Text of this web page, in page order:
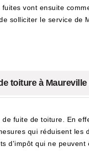
vont ensuite
solliciter le service de
toiture à Maureville
fuite de toiture. En
qui réduisent les
d'impôt qui ne